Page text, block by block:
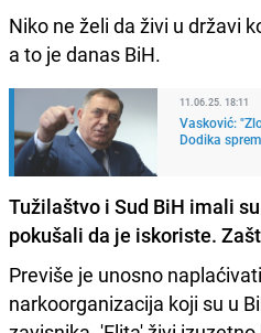
Niko ne želi da živi u državi
a to je danas BiH.
11.06.25. 18:11
Vasković:
Dodika
Tužilaštvo i Sud BiH imali
pokušali da je iskoriste.
Previše je unosno
narkoorganizacija koji su u